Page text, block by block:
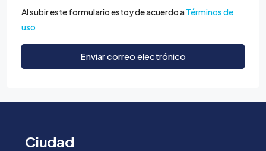
Al subir este formulario estoy de acuerdo a Términos de
uso
Enviar correo electrónico
Ciudad